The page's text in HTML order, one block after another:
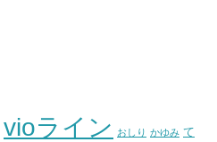
vioライン おしり かゆみ て